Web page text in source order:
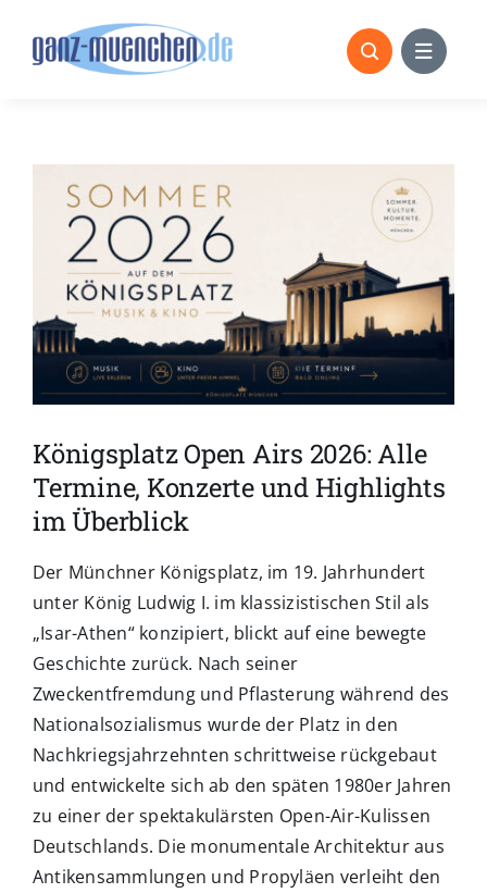
Königsplatz Open Airs 2026: Alle
Termine, Konzerte und Highlights
im Überblick
Der Münchner Königsplatz, im 19. Jahrhundert
unter König Ludwig I. im klassizistischen Stil als
„Isar-Athen“ konzipiert, blickt auf eine bewegte
Geschichte zurück. Nach seiner
Zweckentfremdung und Pflasterung während des
Nationalsozialismus wurde der Platz in den
Nachkriegsjahrzehnten schrittweise rückgebaut
und entwickelte sich ab den späten 1980er Jahren
zu einer der spektakulärsten Open-Air-Kulissen
Deutschlands. Die monumentale Architektur aus
Antikensammlungen und Propyläen verleiht den